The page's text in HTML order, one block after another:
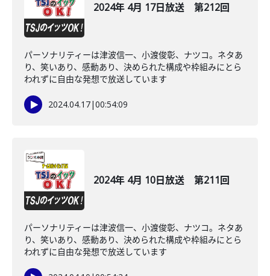
2024年 4月 17日放送 第212回
パーソナリティーは津波信一、小渡俊彰、ナツコ。ネタあ
り、笑いあり、感動あり、決められた構成や枠組みにとら
われずに自由な発想で放送しています
2024.04.17|00:54:09
2024年 4月 10日放送 第211回
パーソナリティーは津波信一、小渡俊彰、ナツコ。ネタあ
り、笑いあり、感動あり、決められた構成や枠組みにとら
われずに自由な発想で放送しています